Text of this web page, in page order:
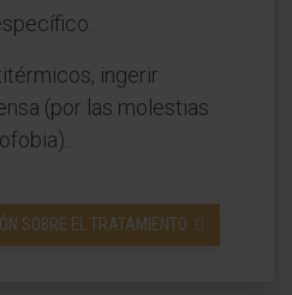
ingerir
(por las molestias
SOBRE EL TRATAMIENTO